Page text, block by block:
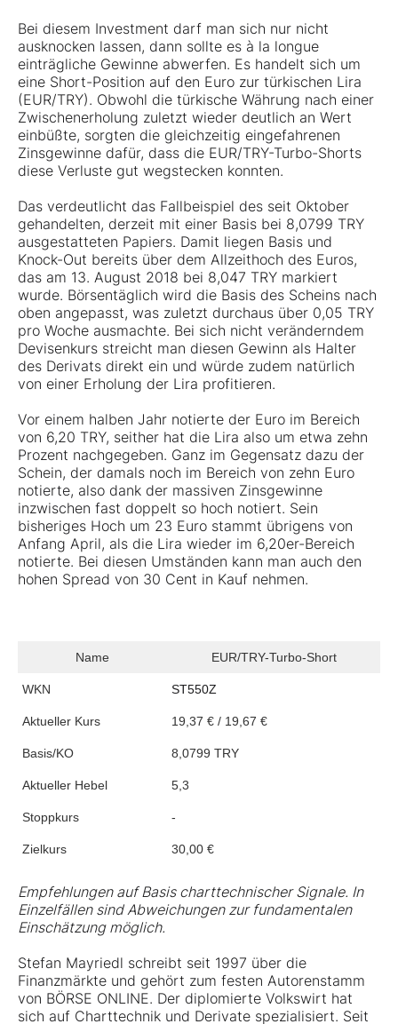
Kontakt
Bei diesem Investment darf man sich nur nicht
ausknocken lassen, dann sollte es à la longue
einträgliche Gewinne abwerfen. Es handelt sich um
eine Short-Position auf den Euro zur türkischen Lira
(EUR/TRY). Obwohl die türkische Währung nach einer
Zwischenerholung zuletzt wieder deutlich an Wert
einbüßte, sorgten die gleichzeitig eingefahrenen
Zinsgewinne dafür, dass die EUR/TRY-Turbo-Shorts
diese Verluste gut wegstecken konnten.
Das verdeutlicht das Fallbeispiel des seit Oktober
gehandelten, derzeit mit einer Basis bei 8,0799 TRY
ausgestatteten Papiers. Damit liegen Basis und
Knock-Out bereits über dem Allzeithoch des Euros,
das am 13. August 2018 bei 8,047 TRY markiert
wurde. Börsentäglich wird die Basis des Scheins nach
oben angepasst, was zuletzt durchaus über 0,05 TRY
pro Woche ausmachte. Bei sich nicht veränderndem
Devisenkurs streicht man diesen Gewinn als Halter
des Derivats direkt ein und würde zudem natürlich
von einer Erholung der Lira profitieren.
Vor einem halben Jahr notierte der Euro im Bereich
von 6,20 TRY, seither hat die Lira also um etwa zehn
Prozent nachgegeben. Ganz im Gegensatz dazu der
Schein, der damals noch im Bereich von zehn Euro
notierte, also dank der massiven Zinsgewinne
inzwischen fast doppelt so hoch notiert. Sein
bisheriges Hoch um 23 Euro stammt übrigens von
Anfang April, als die Lira wieder im 6,20er-Bereich
notierte. Bei diesen Umständen kann man auch den
hohen Spread von 30 Cent in Kauf nehmen.
Name EUR/TRY-Turbo-Short
WKN ST550Z
Aktueller Kurs 19,37 € / 19,67 €
Basis/KO 8,0799 TRY
Aktueller Hebel 5,3
Stoppkurs -
Zielkurs 30,00 €
Empfehlungen auf Basis charttechnischer Signale. In
Einzelfällen sind Abweichungen zur fundamentalen
Einschätzung möglich.
Stefan Mayriedl schreibt seit 1997 über die
Finanzmärkte und gehört zum festen Autorenstamm
von BÖRSE ONLINE. Der diplomierte Volkswirt hat
sich auf Charttechnik und Derivate spezialisiert. Seit